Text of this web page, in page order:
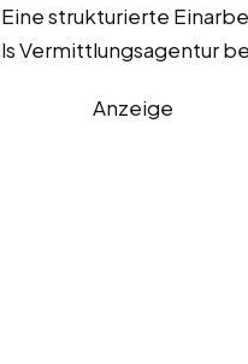
strukturierte
Vermittlungsagentur
Anzeige